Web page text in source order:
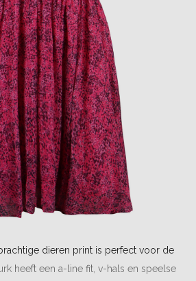
dieren print is perfect voor de
heeft een a-line fit, v-hals en speelse